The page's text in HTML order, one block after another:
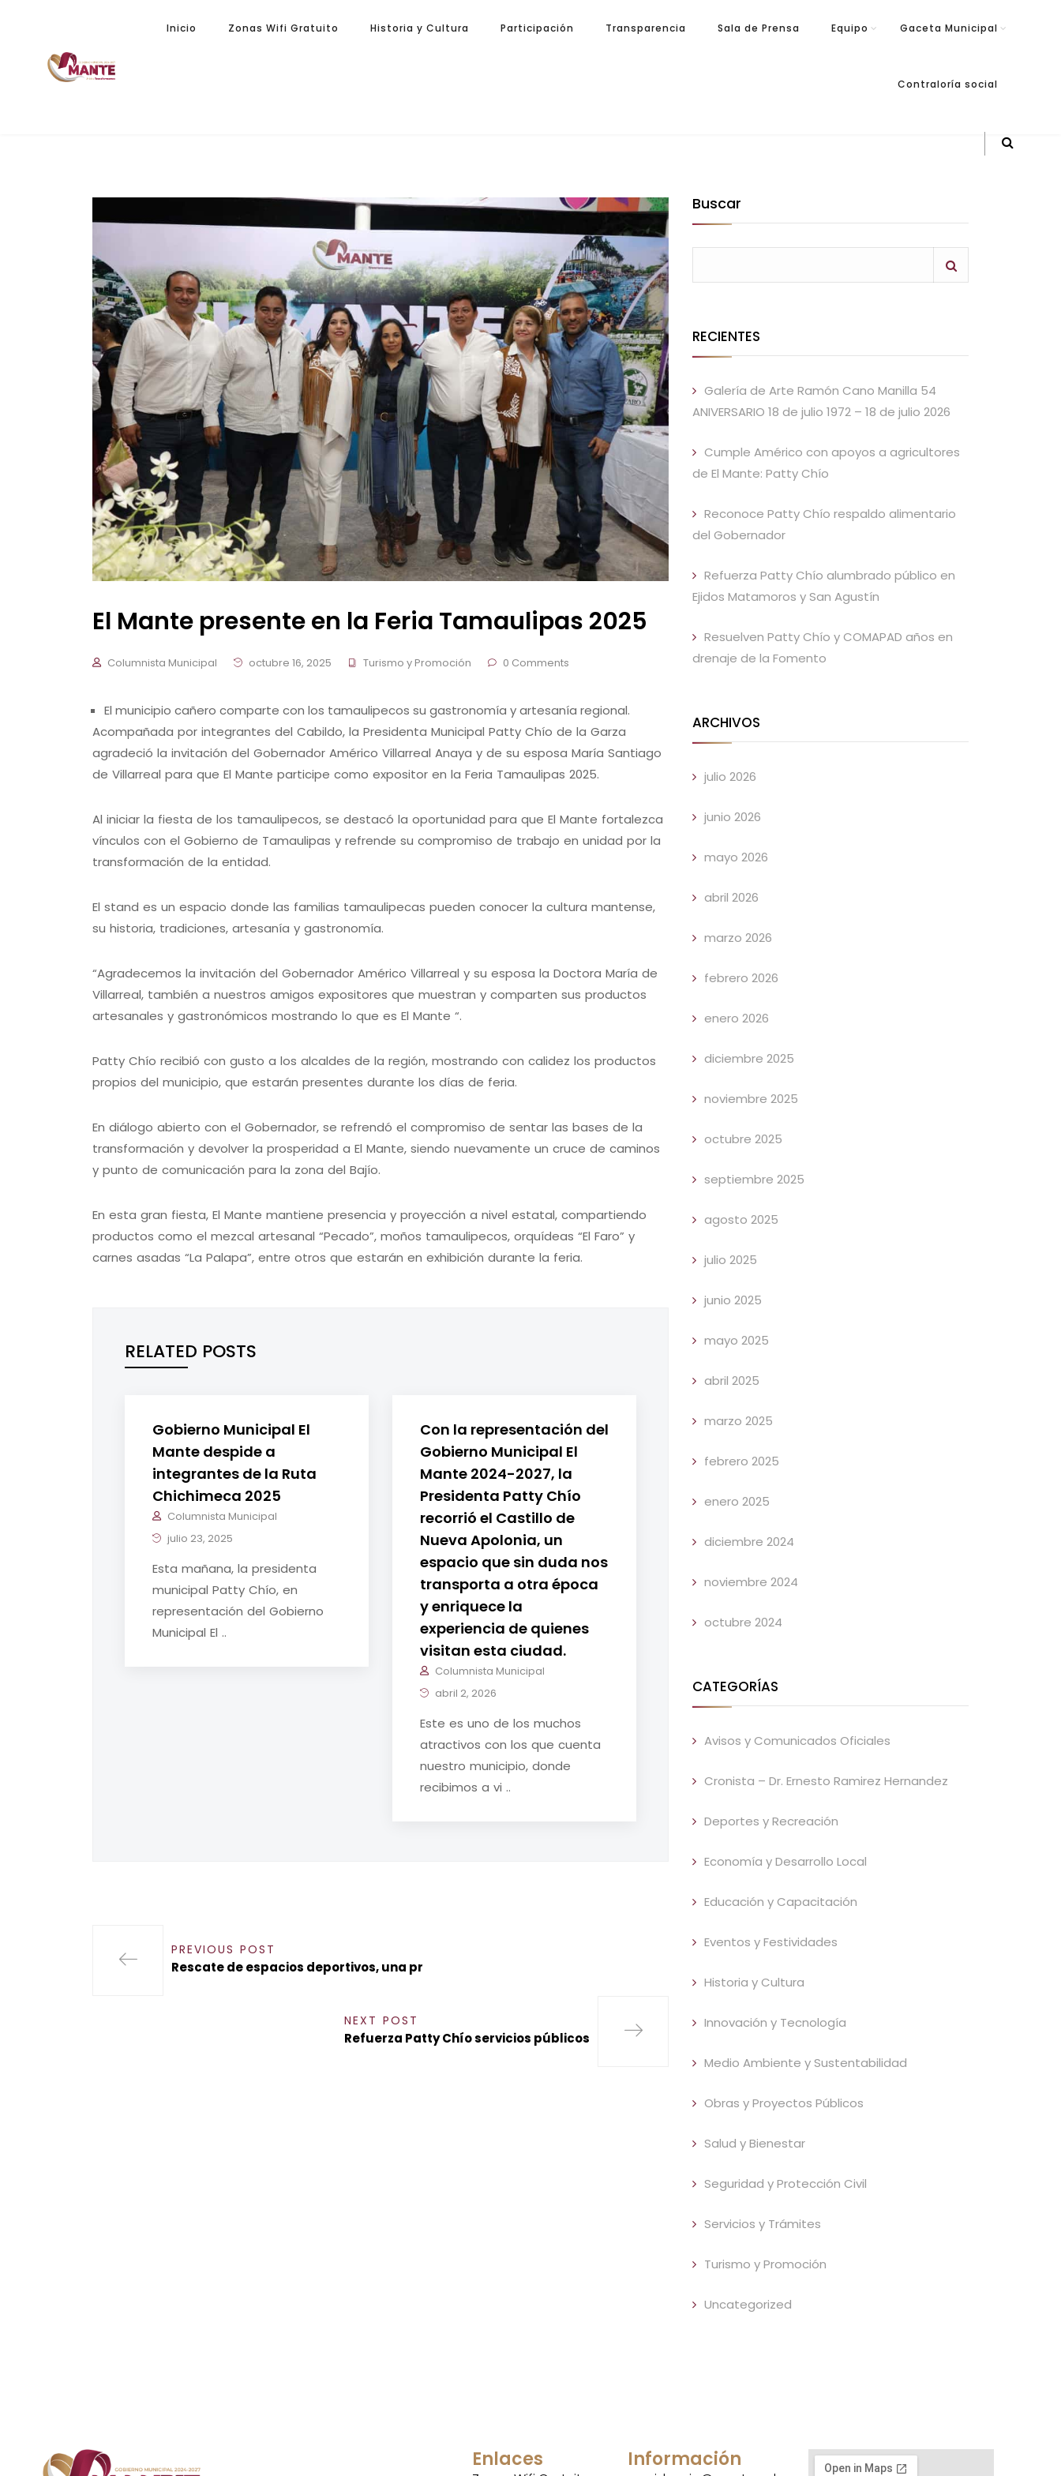
Inicio Zonas Wifi Gratuito Historia y Cultura Participación Transparencia Sala de Prensa Equipo Gaceta Municipal
Contraloría social
El Mante presente en la Feria Tamaulipas 2025
Columnista Municipal octubre 16, 2025 Turismo y Promoción 0 Comments
El municipio cañero comparte con los tamaulipecos su gastronomía y artesanía regional.
Acompañada por integrantes del Cabildo, la Presidenta Municipal Patty Chío de la Garza
agradeció la invitación del Gobernador Américo Villarreal Anaya y de su esposa María Santiago
de Villarreal para que El Mante participe como expositor en la Feria Tamaulipas 2025.
Al iniciar la fiesta de los tamaulipecos, se destacó la oportunidad para que El Mante fortalezca
vínculos con el Gobierno de Tamaulipas y refrende su compromiso de trabajo en unidad por la
transformación de la entidad.
El stand es un espacio donde las familias tamaulipecas pueden conocer la cultura mantense,
su historia, tradiciones, artesanía y gastronomía.
“Agradecemos la invitación del Gobernador Américo Villarreal y su esposa la Doctora María de
Villarreal, también a nuestros amigos expositores que muestran y comparten sus productos
artesanales y gastronómicos mostrando lo que es El Mante “.
Patty Chío recibió con gusto a los alcaldes de la región, mostrando con calidez los productos
propios del municipio, que estarán presentes durante los días de feria.
En diálogo abierto con el Gobernador, se refrendó el compromiso de sentar las bases de la
transformación y devolver la prosperidad a El Mante, siendo nuevamente un cruce de caminos
y punto de comunicación para la zona del Bajío.
En esta gran fiesta, El Mante mantiene presencia y proyección a nivel estatal, compartiendo
productos como el mezcal artesanal “Pecado”, moños tamaulipecos, orquídeas “El Faro” y
carnes asadas “La Palapa”, entre otros que estarán en exhibición durante la feria.
RELATED POSTS
Gobierno Municipal El
Mante despide a
integrantes de la Ruta
Chichimeca 2025
Columnista Municipal
julio 23, 2025
Esta mañana, la presidenta
municipal Patty Chío, en
representación del Gobierno
Municipal El ..
Con la representación del
Gobierno Municipal El
Mante 2024-2027, la
Presidenta Patty Chío
recorrió el Castillo de
Nueva Apolonia, un
espacio que sin duda nos
transporta a otra época
y enriquece la
experiencia de quienes
visitan esta ciudad.
Columnista Municipal
abril 2, 2026
Este es uno de los muchos
atractivos con los que cuenta
nuestro municipio, donde
recibimos a vi ..
PREVIOUS POST
Rescate de espacios deportivos, una pr
NEXT POST
Refuerza Patty Chío servicios públicos
Buscar
RECIENTES
Galería de Arte Ramón Cano Manilla 54
ANIVERSARIO 18 de julio 1972 – 18 de julio 2026
Cumple Américo con apoyos a agricultores
de El Mante: Patty Chío
Reconoce Patty Chío respaldo alimentario
del Gobernador
Refuerza Patty Chío alumbrado público en
Ejidos Matamoros y San Agustín
Resuelven Patty Chío y COMAPAD años en
drenaje de la Fomento
ARCHIVOS
julio 2026
junio 2026
mayo 2026
abril 2026
marzo 2026
febrero 2026
enero 2026
diciembre 2025
noviembre 2025
octubre 2025
septiembre 2025
agosto 2025
julio 2025
junio 2025
mayo 2025
abril 2025
marzo 2025
febrero 2025
enero 2025
diciembre 2024
noviembre 2024
octubre 2024
CATEGORÍAS
Avisos y Comunicados Oficiales
Cronista – Dr. Ernesto Ramirez Hernandez
Deportes y Recreación
Economía y Desarrollo Local
Educación y Capacitación
Eventos y Festividades
Historia y Cultura
Innovación y Tecnología
Medio Ambiente y Sustentabilidad
Obras y Proyectos Públicos
Salud y Bienestar
Seguridad y Protección Civil
Servicios y Trámites
Turismo y Promoción
Uncategorized
Enlaces Información